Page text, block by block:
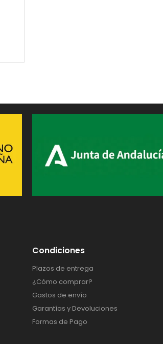
Condiciones
Plazos de entrega
¿Cómo comprar?
Gastos de envío
Garantías y Devoluciones
Formas de Pago